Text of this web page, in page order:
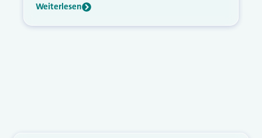
Weiterlesen